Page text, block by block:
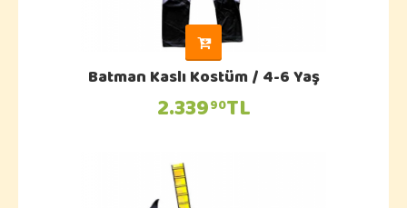
Batman Kaslı Kostüm / 4-6 Yaş
2.33990TL